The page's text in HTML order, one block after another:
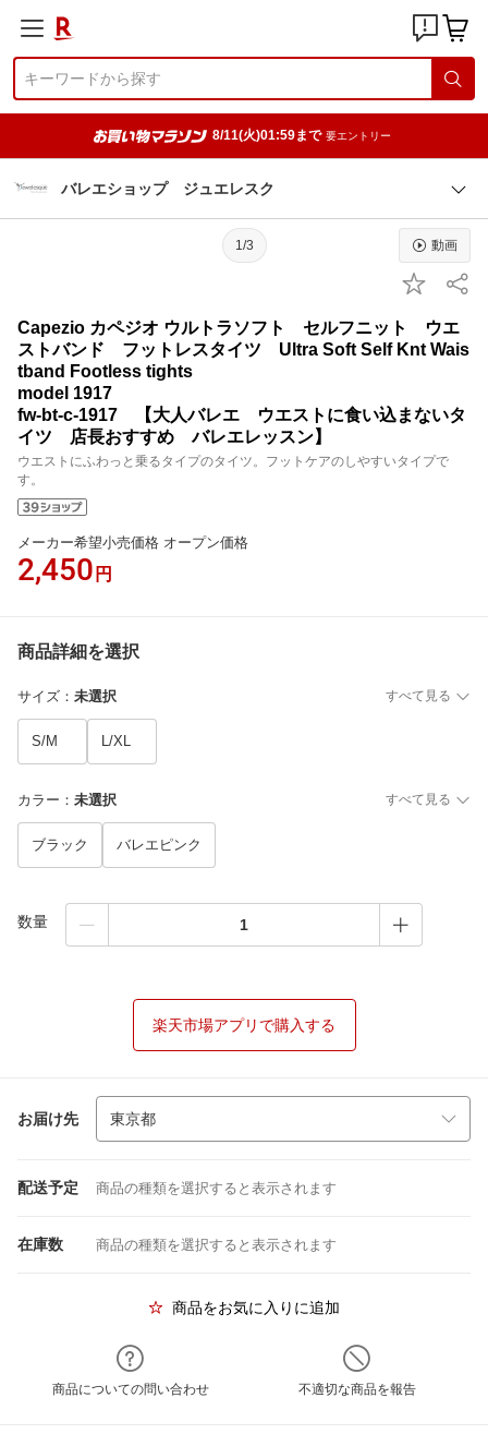
8/11(火)01:59まで 要エントリー
バレエショップ ジュエレスク
1/3 動画
Capezio カペジオ ウルトラソフト セルフニット ウエ
ストバンド フットレスタイツ Ultra Soft Self Knt Wais
tband Footless tights
model 1917
fw-bt-c-1917 【大人バレエ ウエストに食い込まないタ
イツ 店長おすすめ バレエレッスン】
ウエストにふわっと乗るタイプのタイツ。フットケアのしやすいタイプで
す。
メーカー希望小売価格 オープン価格
2,450 円
商品詳細を選択
サイズ ： 未選択 すべて見る
S/M L/XL
カラー ： 未選択 すべて見る
ブラック バレエピンク
数量
楽天市場アプリで購入する
お届け先
配送予定 商品の種類を選択すると表示されます
在庫数 商品の種類を選択すると表示されます
商品をお気に入りに追加
商品についての問い合わせ 不適切な商品を報告